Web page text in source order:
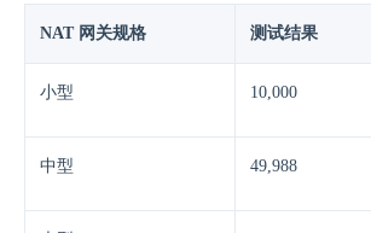
NAT 网关规格 测试结果
小型 10,000
中型 49,988